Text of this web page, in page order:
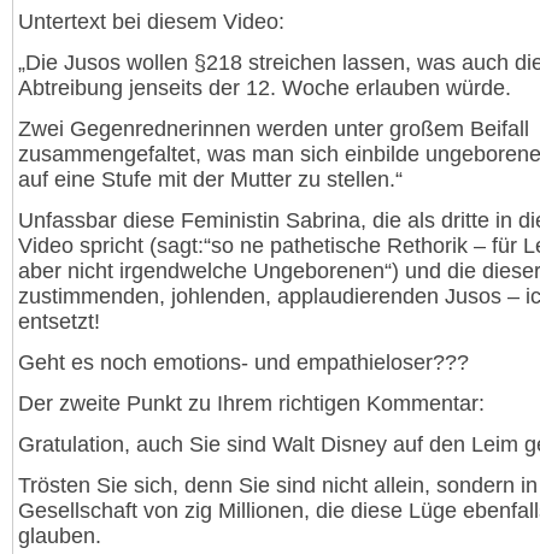
Untertext bei diesem Video:
„Die Jusos wollen §218 streichen lassen, was auch
Abtreibung jenseits der 12. Woche erlauben würde.
Zwei Gegenrednerinnen werden unter großem Beifall
zusammengefaltet, was man sich einbilde
auf eine Stufe mit der Mutter zu stellen.“
Unfassbar diese Feministin Sabrina, die als dritte in
Video spricht (sagt:“so ne pathetische Rethorik – für
aber nicht irgendwelche Ungeborenen“) und die dieser
zustimmenden, johlenden, applaudierenden Jusos –
entsetzt!
Geht es noch emotions- und empathieloser???
Der zweite Punkt zu Ihrem richtigen Kommentar:
Gratulation, auch Sie sind Walt Disney auf den Leim
Trösten Sie sich, denn Sie sind nicht allein, sondern
Gesellschaft von zig Millionen, die diese Lüge
glauben.